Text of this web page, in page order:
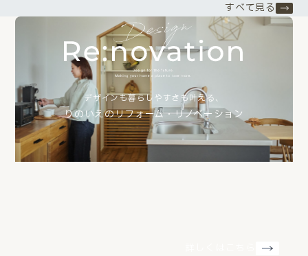
すべて見る
デザインも暮らしやすさも叶える、
りのいえのリフォーム・リノベーション